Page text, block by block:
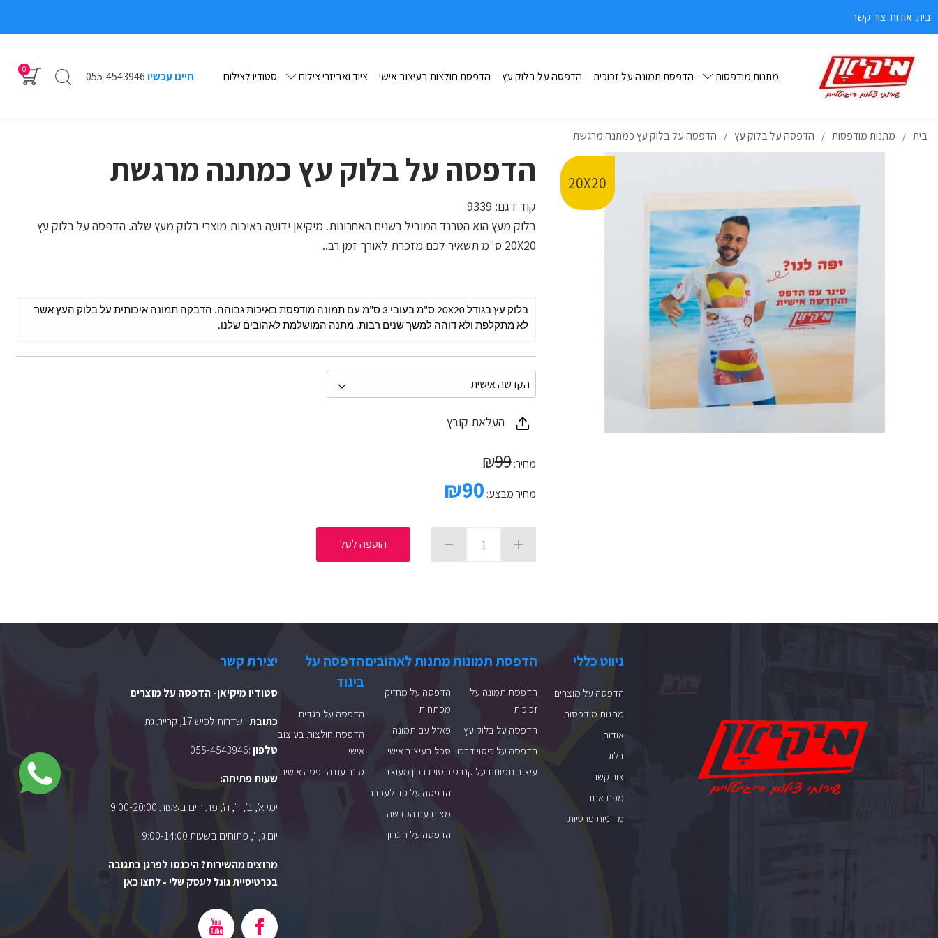
בית אודות צור קשר
מתנות מודפסות הדפסת תמונה על זכוכית הדפסה על בלוק עץ הדפסת חולצות בעיצוב אישי ציוד ואביזרי צילום סטודיו לצילום 0 חייגו עכשיו055-4543946
בית / מתנות מודפסות / הדפסה על בלוק עץ / הדפסה על בלוק עץ כמתנה מרגשת
20X20 הדפסה על בלוק עץ כמתנה מרגשת
קוד דגם: 9339
בלוק מעץ הוא הטרנד המוביל בשנים האחרונות. מיקיאן ידועה באיכות מוצרי בלוק מעץ שלה. הדפסה על בלוק עץ
20X20 ס"מ תשאיר לכם מזכרת לאורך זמן רב..
בלוק עץ בגודל 20X20 ס"מ בעובי 3 ס"מ עם תמונה מודפסת באיכות גבוהה. הדבקה תמונה איכותית על בלוק העץ אשר
לא מתקלפת ולא דוהה למשך שנים רבות. מתנה המושלמת לאהובים שלנו.
העלאת קובץ
מחיר: ₪99
מחיר מבצע: ₪90
הוספה לסל
ניווט כללי
הדפסה על מוצרים
מתנות מודפסות
אודות
בלוג
צור קשר
מפת אתר
מדיניות פרטיות
הדפסת תמונות
הדפסת תמונה על
זכוכית
הדפסה על בלוק עץ
הדפסה על כיסוי דרכון
עיצוב תמונות על קנבס
מתנות לאהובים
הדפסה על מחזיק
מפתחות
פאזל עם תמונה
ספל בעיצוב אישי
כיסוי דרכון מעוצב
הדפסה על פד לעכבר
מצית עם הקדשה
הדפסה על חוגרון
הדפסה על
ביגוד
הדפסה על בגדים
הדפסת חולצות בעיצוב
אישי
סינר עם הדפסה אישית
יצירת קשר
סטודיו מיקיאן- הדפסה על מוצרים
כתובת: שדרות לכיש 17, קריית גת
טלפון:
055-4543946
שעות פתיחה:
ימי א', ב', ד', ה', פתוחים בשעות 9:00-20:00
יום ג', ו', פתוחים בשעות 9:00-14:00
מרוצים מהשירות? היכנסו לפרגן בתגובה
בכרטיסיית גוגל לעסק שלי - לחצו כאן